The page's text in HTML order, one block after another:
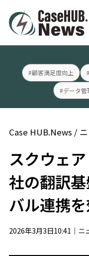
#顧客満足度向上
#データ管
Case HUB.News /
スクウェ
社の翻訳
バル連携
2026年3月3日10:41｜ ニ